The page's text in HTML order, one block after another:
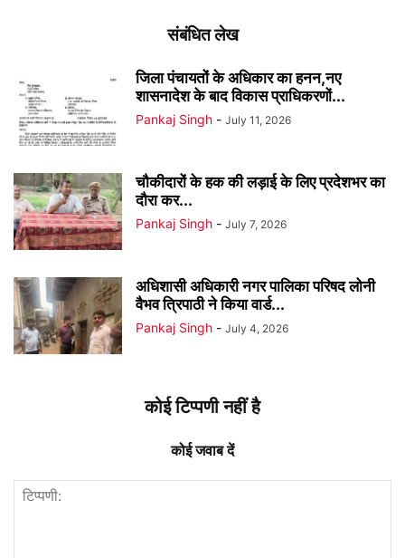
संबंधित लेख
जिला पंचायतों के अधिकार का हनन,नए
शासनादेश के बाद विकास प्राधिकरणों...
Pankaj Singh - July 11, 2026
चौकीदारों के हक की लड़ाई के लिए प्रदेशभर का
दौरा कर...
Pankaj Singh - July 7, 2026
अधिशासी अधिकारी नगर पालिका परिषद लोनी
वैभव त्रिपाठी ने किया वार्ड...
Pankaj Singh - July 4, 2026
कोई टिप्पणी नहीं है
कोई जवाब दें